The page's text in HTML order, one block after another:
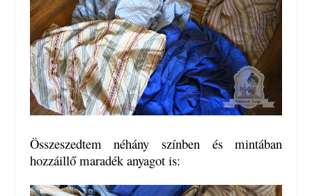
Összeszedtem néhány színben és mintában
hozzáillő maradék anyagot is: